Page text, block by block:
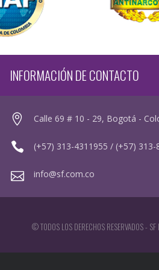
INFORMACIÓN DE CONTACTO
Calle 69 # 10 - 29, Bogotá -
(+57) 313-4311955 / (+57) 313-
info@sf.com.co
© TODOS LOS DERECHOS RESERVADOS - SF